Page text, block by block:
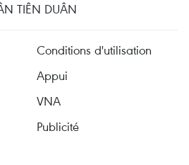
TIÊN DUÂN
Conditions d'utilisation
Appui
VNA
Publicité